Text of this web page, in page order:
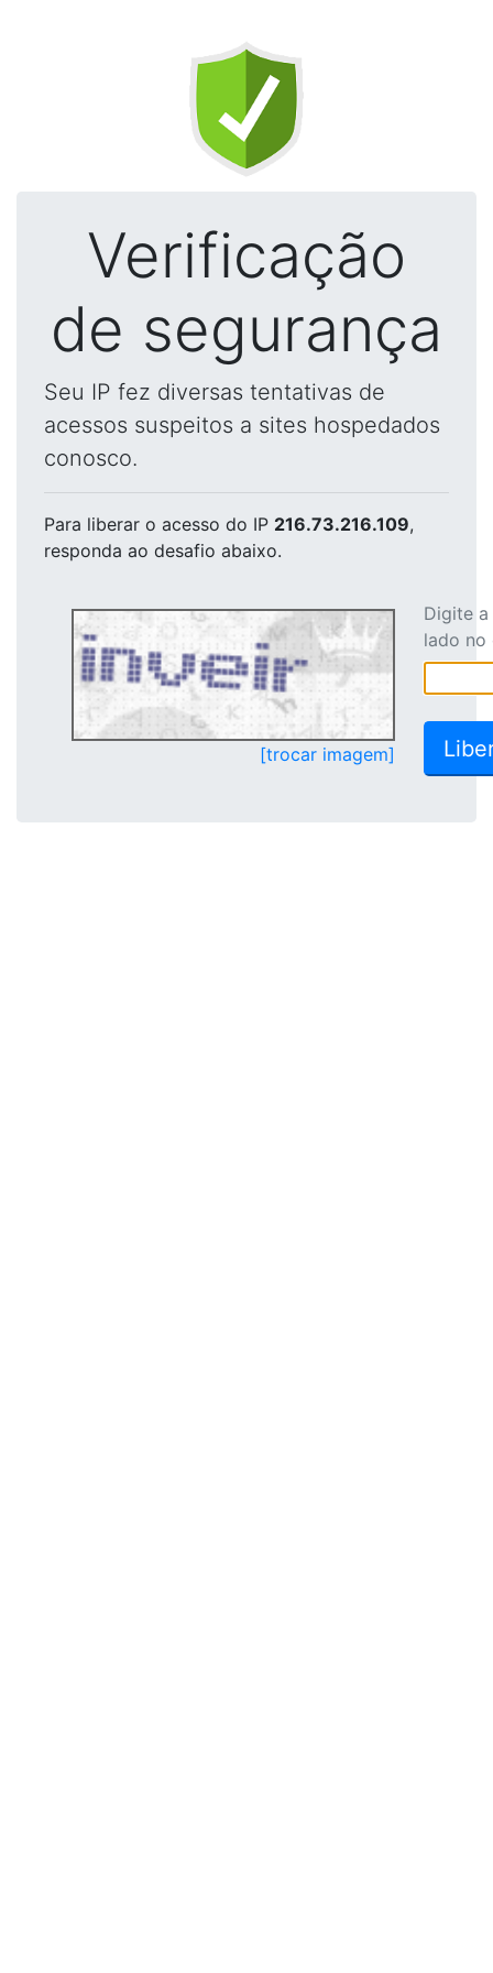
Verificação
de segurança
Seu IP fez diversas tentativas de
acessos suspeitos a sites hospedados
conosco.
Para liberar o acesso do IP 216.73.216.109,
responda ao desafio abaixo.
[trocar imagem]
Digite
lado no